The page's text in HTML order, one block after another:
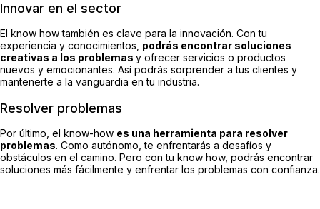
Innovar en el sector
El know how también es clave para la innovación. Con tu
experiencia y conocimientos, podrás encontrar soluciones
creativas a los problemas y ofrecer servicios o productos
nuevos y emocionantes. Así podrás sorprender a tus clientes y
mantenerte a la vanguardia en tu industria.
Resolver problemas
Por último, el know-how es una herramienta para resolver
problemas. Como autónomo, te enfrentarás a desafíos y
obstáculos en el camino. Pero con tu know how, podrás encontrar
soluciones más fácilmente y enfrentar los problemas con confianza.